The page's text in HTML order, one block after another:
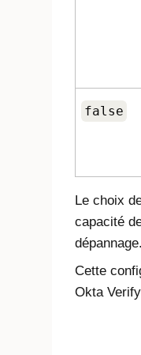
false
Le choix
capacité
Cette
Okta Verify